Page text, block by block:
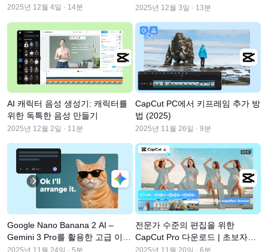
자동 캡션
캡션 템플릿
음성 인식
텍스트에서 음성으로
사용자 지정 음성
음성 보정
노이즈 제거
이미지
라이프스타일 및 브이로그
사용자 지정 디자인
더 보기
리소스
튜토리얼 가이드
시장 동향
주요 추천
템플릿 트렌드 및 팁
더 보기
산업 템플릿
요약 템플릿
보안 센터
고객 지원 센터
공지
CapCut 서비스 약관 정보
Dreamina Seedance 2.0 Launch
CapCut 열기
비교
2025년 12월 4일 · 14분 2025년 12월 3일 · 13분
AI 캐릭터 음성 생성기: 캐릭터를
위한 독특한 음성 만들기
2025년 12월 2일 · 11분
CapCut PC에서 키프레임 추가 방
법 (2025)
2025년 11월 26일 · 9분
Google Nano Banana 2 AI –
Gemini 3 Pro를 활용한 고급 이미
지 편집
2025년 11월 24일 · 5분
전문가 수준의 편집을 위한
CapCut Pro 다운로드 | 초보자를
위한 궁극의 가이드
2025년 11월 20일 · 6분